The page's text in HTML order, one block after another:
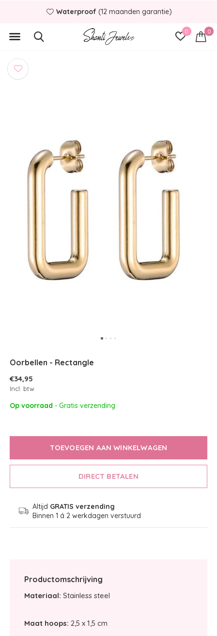
0 0
Waterproof(12 maanden garantie)
Oorbellen - Rectangle
€34,95
Incl. btw
Op voorraad - Gratis verzending
TOEVOEGEN AAN WINKELWAGEN
DIRECT BETALEN
Altijd GRATIS verzending
Binnen 1 á 2 werkdagen verstuurd
Productomschrijving
Materiaal: Stainless steel
Maat hoops: 2,5 x 1,5 cm